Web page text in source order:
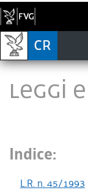
LEGGI
Indice:
L.R. n. 45/1993